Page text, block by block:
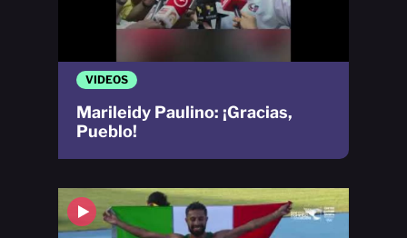
VIDEOS
Marileidy Paulino: ¡Gracias,
Pueblo!